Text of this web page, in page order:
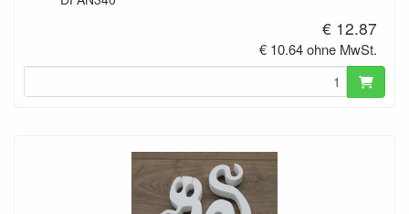
€ 12.87
€ 10.64 ohne MwSt.